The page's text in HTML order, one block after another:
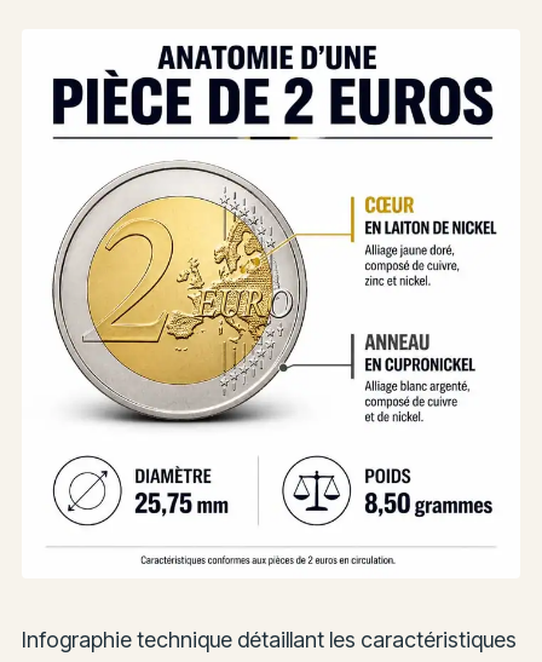
Infographie technique détaillant les caractéristiques